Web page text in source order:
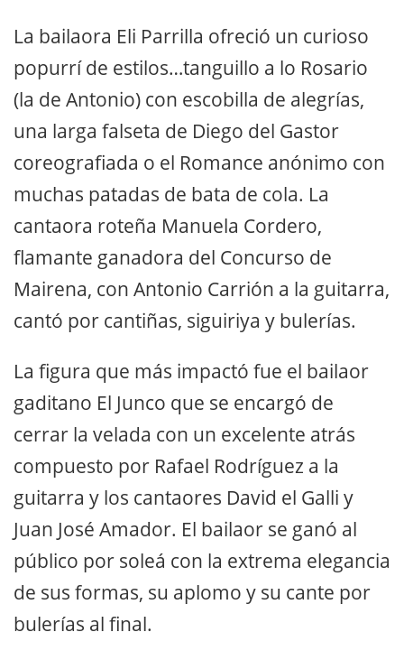
La bailaora Eli Parrilla ofreció un curioso
popurrí de estilos…tanguillo a lo Rosario
(la de Antonio) con escobilla de alegrías,
una larga falseta de Diego del Gastor
coreografiada o el Romance anónimo con
muchas patadas de bata de cola. La
cantaora roteña Manuela Cordero,
flamante ganadora del Concurso de
Mairena, con Antonio Carrión a la guitarra,
cantó por cantiñas, siguiriya y bulerías.
La figura que más impactó fue el bailaor
gaditano El Junco que se encargó de
cerrar la velada con un excelente atrás
compuesto por Rafael Rodríguez a la
guitarra y los cantaores David el Galli y
Juan José Amador. El bailaor se ganó al
público por soleá con la extrema elegancia
de sus formas, su aplomo y su cante por
bulerías al final.